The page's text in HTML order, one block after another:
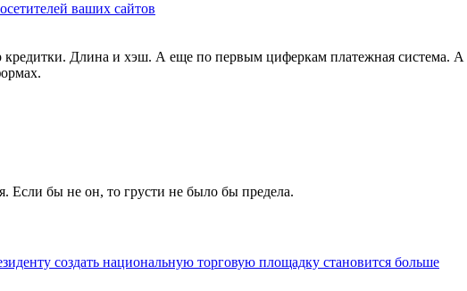
ваших сайтов
кредитки. Длина и хэш. А еще по первым циферкам платежная система. А
Если бы не он, то грусти не было бы предела.
создать национальную торговую площадку становится больше